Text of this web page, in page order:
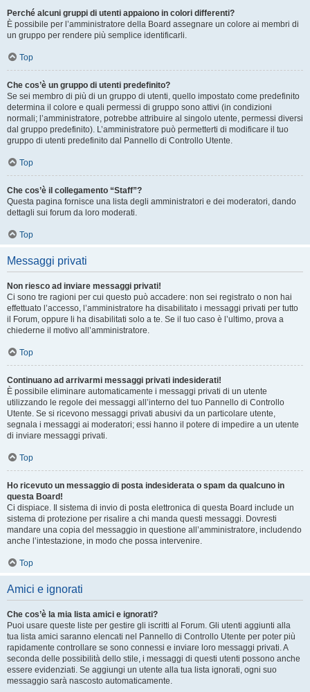
Perché alcuni gruppi di utenti appaiono in colori differenti?
È possibile per l’amministratore della Board assegnare un colore ai membri di
un gruppo per rendere più semplice identificarli.
Top
Che cos’è un gruppo di utenti predefinito?
Se sei membro di più di un gruppo di utenti, quello impostato come predefinito
determina il colore e quali permessi di gruppo sono attivi (in condizioni
normali; l’amministratore, potrebbe attribuire al singolo utente, permessi diversi
dal gruppo predefinito). L’amministratore può permetterti di modificare il tuo
gruppo di utenti predefinito dal Pannello di Controllo Utente.
Top
Che cos’è il collegamento “Staff”?
Questa pagina fornisce una lista degli amministratori e dei moderatori, dando
dettagli sui forum da loro moderati.
Top
Messaggi privati
Non riesco ad inviare messaggi privati!
Ci sono tre ragioni per cui questo può accadere: non sei registrato o non hai
effettuato l’accesso, l’amministratore ha disabilitato i messaggi privati per tutto
il Forum, oppure li ha disabilitati solo a te. Se il tuo caso è l’ultimo, prova a
chiederne il motivo all’amministratore.
Top
Continuano ad arrivarmi messaggi privati indesiderati!
È possibile eliminare automaticamente i messaggi privati ​​di un utente
utilizzando le regole dei messaggi all’interno del tuo Pannello di Controllo
Utente. Se si ricevono messaggi privati ​​abusivi da un particolare utente,
segnala i messaggi ai moderatori; essi hanno il potere di impedire a un utente
di inviare messaggi privati​​.
Top
Ho ricevuto un messaggio di posta indesiderata o spam da qualcuno in
questa Board!
Ci dispiace. Il sistema di invio di posta elettronica di questa Board include un
sistema di protezione per risalire a chi manda questi messaggi. Dovresti
mandare una copia del messaggio in questione all’amministratore, includendo
anche l’intestazione, in modo che possa intervenire.
Top
Amici e ignorati
Che cos’è la mia lista amici e ignorati?
Puoi usare queste liste per gestire gli iscritti al Forum. Gli utenti aggiunti alla
tua lista amici saranno elencati nel Pannello di Controllo Utente per poter più
rapidamente controllare se sono connessi e inviare loro messaggi privati. A
seconda delle possibilità dello stile, i messaggi di questi utenti possono anche
essere evidenziati. Se aggiungi un utente alla tua lista ignorati, ogni suo
messaggio sarà nascosto automaticamente.